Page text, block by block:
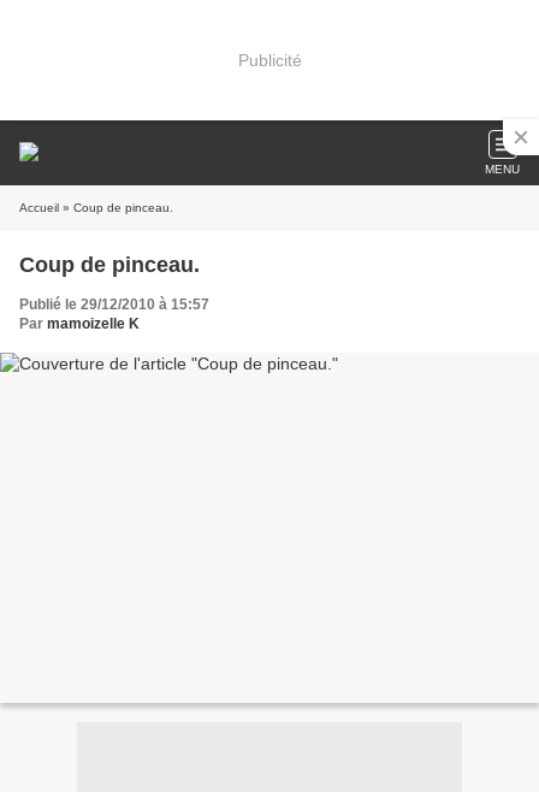
Publicité
MENU
Accueil » Coup de pinceau.
Coup de pinceau.
Publié le 29/12/2010 à 15:57
Par mamoizelle K